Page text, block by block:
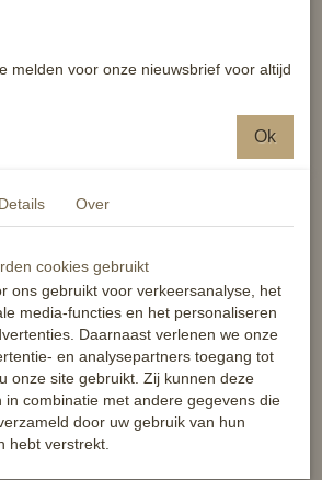
voor paardrijden in de winter. Elastische
gaat het hele seizoen mee.
natuurlijk isolerende stof dat vocht
lichaamstemperatuur stabiel blijft, en
breedte 43 cm
45 cm.
melden voor onze nieuwsbrief voor altijd
Ok
Details Over
cookies gebruikt
ons gebruikt voor verkeersanalyse, het
media-functies en het personaliseren
Daarnaast verlenen we onze
en analysepartners toegang tot
onze site gebruikt. Zij kunnen deze
in combinatie met andere gegevens die
door uw gebruik van hun
hebt verstrekt.